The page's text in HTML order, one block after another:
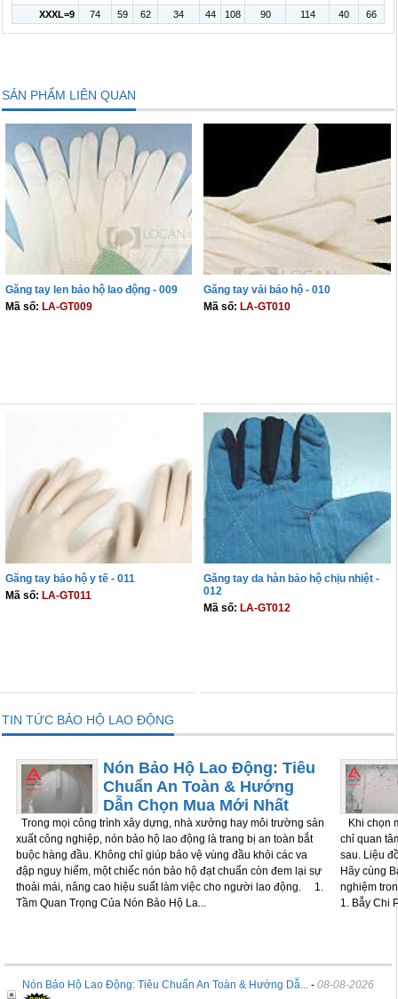
XXXL=9
74 59 62 34 44 108 90 114 40 66
SẢN PHẨM LIÊN QUAN
Găng tay len bảo hộ lao động - 009
Mã số: LA-GT009
Găng tay vải bảo hộ - 010
Mã số: LA-GT010
Găng tay bảo hộ y tế - 011
Mã số: LA-GT011
Găng tay da hàn bảo hộ chịu nhiệt -
012
Mã số: LA-GT012
TIN TỨC BẢO HỘ LAO ĐỘNG
Nón Bảo Hộ Lao Động: Tiêu
Chuẩn An Toàn & Hướng
Dẫn Chọn Mua Mới Nhất
Trong mọi công trình xây dựng, nhà xưởng hay môi trường sản
xuất công nghiệp, nón bảo hộ lao động là trang bị an toàn bắt
buộc hàng đầu. Không chỉ giúp bảo vệ vùng đầu khỏi các va
đập nguy hiểm, một chiếc nón bảo hộ đạt chuẩn còn đem lại sự
thoải mái, nâng cao hiệu suất làm việc cho người lao động. 1.
Tầm Quan Trọng Của Nón Bảo Hộ La...
Khi chọn
chỉ quan
sau. Liệu
Hãy cùng
nghiệm
1. Bẫy Chi
Nón Bảo Hộ Lao Động: Tiêu Chuẩn An Toàn & Hướng Dẫ... - 08-08-2026